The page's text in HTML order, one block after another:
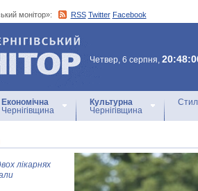
монітор»: RSS Twitter Facebook
монітор»
Четвер, 6 серпня,
Економічна
Чернігівщина
Культурна
Чернігівщина
лікарнях